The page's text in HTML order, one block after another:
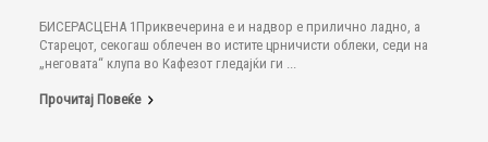
БИСЕРАСЦЕНА 1Приквечерина е и надвор е прилично ладно, а
Старецот, секогаш облечен во истите црничисти облеки, седи на
„неговата“ клупа во Кафезот гледајќи ги ...
Прочитај Повеќе